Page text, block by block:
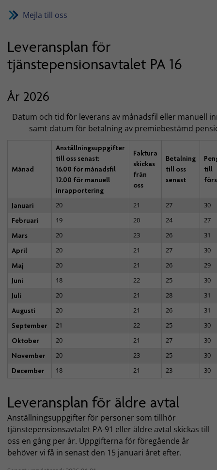
Mejla till oss
Leveransplan för
tjänstepensionsavtalet PA 16
År 2026
Datum och tid för leverans av månadsfil eller manuell
samt datum för betalning av premiebestämd
Månad
Anställningsuppgifter
till oss senast:
16.00 för månadsfil
12.00 för manuell
inrapportering
Faktura
skickas
från
oss
Betalning
till oss
senast
till
Januari 20 21 27
30
Februari
19 20 24
27
Mars
20 23 26
31
April
20 21 27
30
Maj
20 21 26
29
Juni
18 22 25
30
Juli
20 21 28
31
Augusti
20 21 26
31
September
21 22 25
30
Oktober
20 21 27
30
November
20 23 25
30
December
18 21 23 30
Leveransplan för äldre avtal
Anställningsuppgifter för personer som tillhör
tjänstepensionsavtalet PA-91 eller äldre avtal skickas till
oss en gång per år. Uppgifterna för föregående år
behöver vi få in senast den 15 januari året efter.